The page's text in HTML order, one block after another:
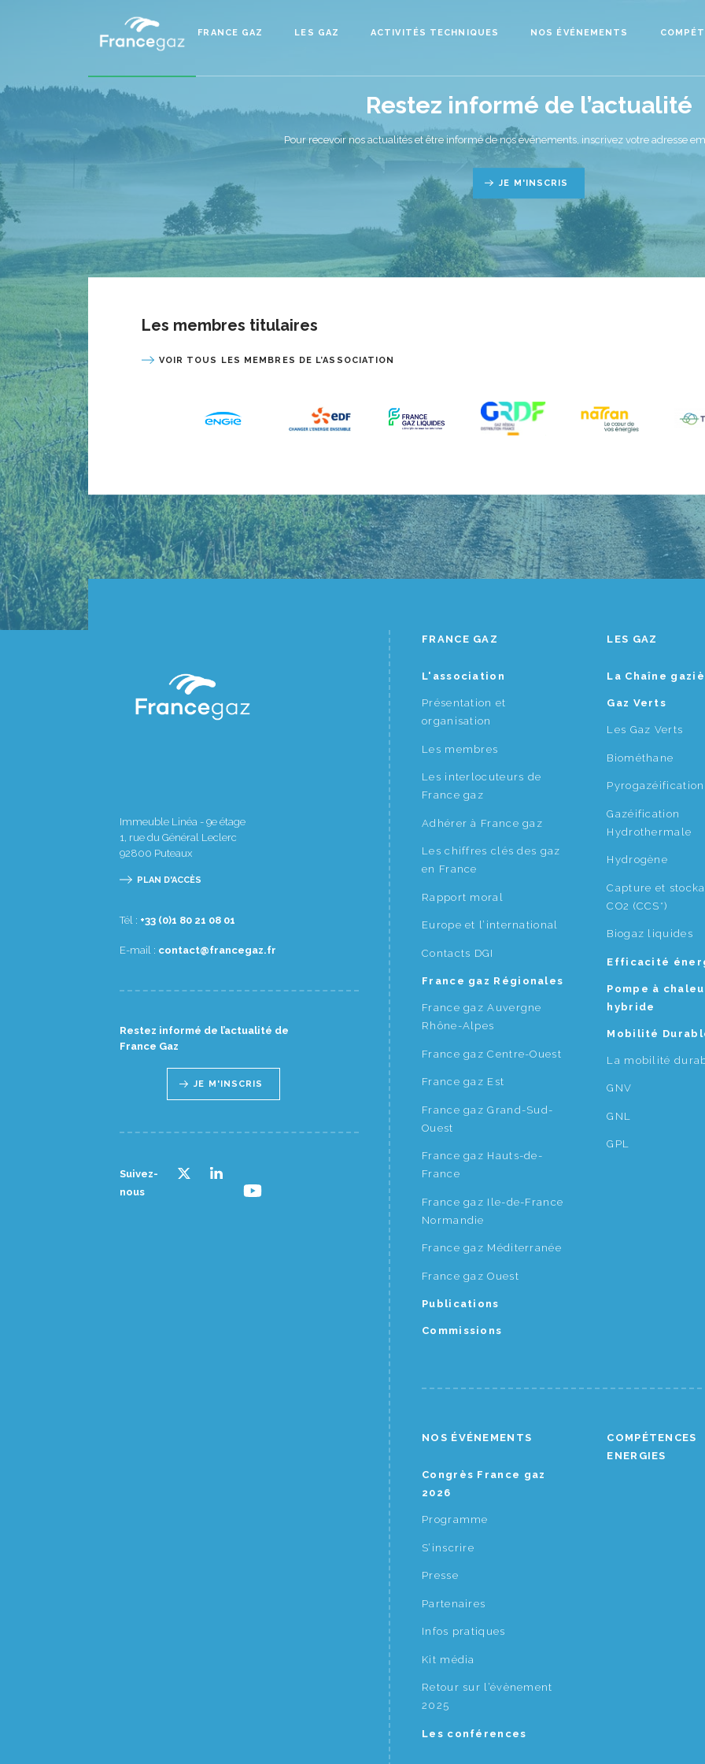
FRANCE GAZ LES GAZ ACTIVITÉS TECHNIQUES NOS ÉVÉNEMENTS
Restez informé de l’actualité
Pour recevoir nos actualités et être informé de nos événements, inscrivez votre adresse
JE M'INSCRIS
Les membres titulaires
VOIR TOUS LES MEMBRES DE L’ASSOCIATION
Immeuble Linéa - 9e étage
1, rue du Général Leclerc
92800 Puteaux
PLAN D'ACCÈS
Tél : 10 80 12 08 1(0) 33+
E-mail : rf.zagecnarf@tcatnoc
Restez informé de l’actualité de
France Gaz
JE M'INSCRIS
Suivez-
nous
FRANCE GAZ
L'association
Présentation et
organisation
Les membres
Les interlocuteurs de
France gaz
Adhérer à France gaz
Les chiffres clés des gaz
en France
Rapport moral
Europe et l’international
Contacts DGI
France gaz Régionales
France gaz Auvergne
Rhône-Alpes
France gaz Centre-Ouest
France gaz Est
France gaz Grand-Sud-
Ouest
France gaz Hauts-de-
France
France gaz Ile-de-France
Normandie
France gaz Méditerranée
France gaz Ouest
Publications
Commissions
LES GAZ
La Chaîne
Gaz Verts
Les Gaz Verts
Biométhane
Pyrogazéification
Gazéification
Hydrothermale
Hydrogène
Capture et
CO2 (CCS*)
Biogaz liquides
Efficacité
Pompe à
hybride
Mobilité
La mobilité
GNV
GNL
GPL
NOS ÉVÉNEMENTS
Congrès France gaz
2026
Programme
S’inscrire
Presse
Partenaires
Infos pratiques
Kit média
Retour sur l’évènement
2025
Les conférences
COMPÉTENCES
ENERGIES